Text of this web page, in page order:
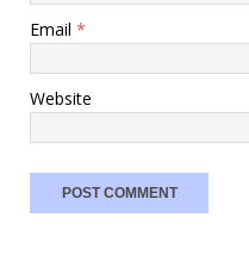
Email *
Website